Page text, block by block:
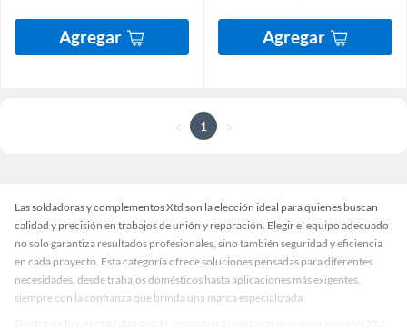
Agregar Agregar
1
Las soldadoras y complementos Xtd son la elección ideal para quienes buscan
calidad y precisión en trabajos de unión y reparación. Elegir el equipo adecuado
no solo garantiza resultados profesionales, sino también seguridad y eficiencia
en cada proyecto. Esta categoría ofrece soluciones pensadas para diferentes
necesidades, desde trabajos domésticos hasta aplicaciones más exigentes,
siempre con la confianza que brinda una marca especializada.